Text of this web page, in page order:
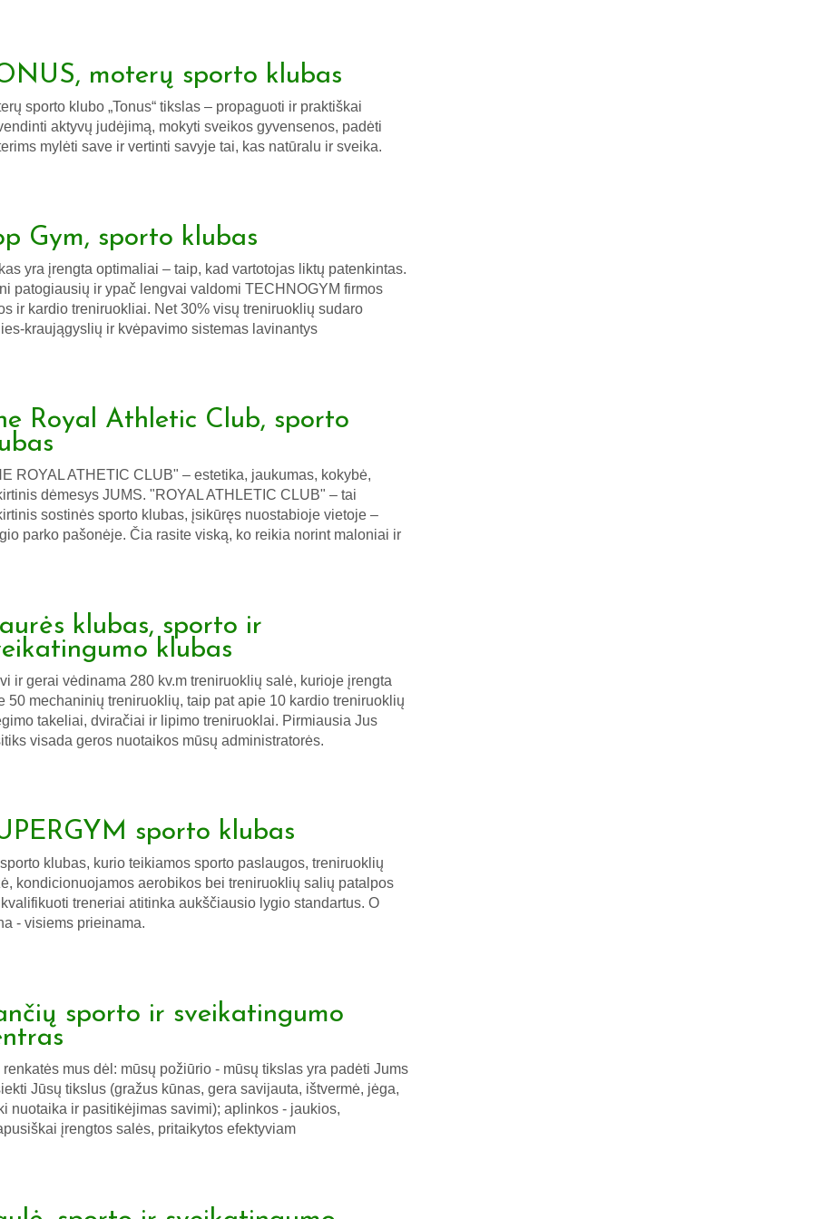
moterų sporto klubas
sporto klubo „Tonus“ tikslas – propaguoti ir praktiškai
aktyvų judėjimą, mokyti sveikos gyvensenos, padėti
mylėti save ir vertinti savyje tai, kas natūralu ir sveika.
Gym, sporto klubas
yra įrengta optimaliai – taip, kad vartotojas liktų patenkintas.
patogiausių ir ypač lengvai valdomi TECHNOGYM firmos
ir kardio treniruokliai. Net 30% visų treniruoklių sudaro
kraujągyslių ir kvėpavimo sistemas lavinantys
Royal Athletic Club, sporto
ROYAL ATHETIC CLUB" – estetika, jaukumas, kokybė,
dėmesys JUMS. "ROYAL ATHLETIC CLUB" – tai
sostinės sporto klubas, įsikūręs nuostabioje vietoje –
parko pašonėje. Čia rasite viską, ko reikia norint maloniai ir
klubas, sporto ir
klubas
ir gerai vėdinama 280 kv.m treniruoklių salė, kurioje įrengta
50 mechaninių treniruoklių, taip pat apie 10 kardio treniruoklių
takeliai, dviračiai ir lipimo treniruoklai. Pirmiausia Jus
visada geros nuotaikos mūsų administratorės.
sporto klubas
klubas, kurio teikiamos sporto paslaugos, treniruoklių
kondicionuojamos aerobikos bei treniruoklių salių patalpos
treneriai atitinka aukščiausio lygio standartus. O
- visiems prieinama.
sporto ir sveikatingumo
renkatės mus dėl: mūsų požiūrio - mūsų tikslas yra padėti Jums
Jūsų tikslus (gražus kūnas, gera savijauta, ištvermė, jėga,
nuotaika ir pasitikėjimas savimi); aplinkos - jaukios,
įrengtos salės, pritaikytos efektyviam